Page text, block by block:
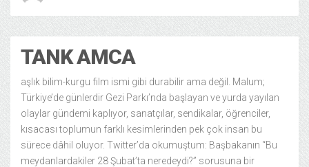
TANK AMCA
aşlık bilim-kurgu film ismi gibi durabilir ama değil. Malum;
Türkiye’de günlerdir Gezi Parkı’nda başlayan ve yurda yayılan
olaylar gündemi kaplıyor, sanatçılar, sendikalar, öğrenciler,
kısacası toplumun farklı kesimlerinden pek çok insan bu
sürece dâhil oluyor. Twitter’da okumuştum: Başbakanın “Bu
meydanlardakiler 28 Şubat’ta neredeydi?” sorusuna bir